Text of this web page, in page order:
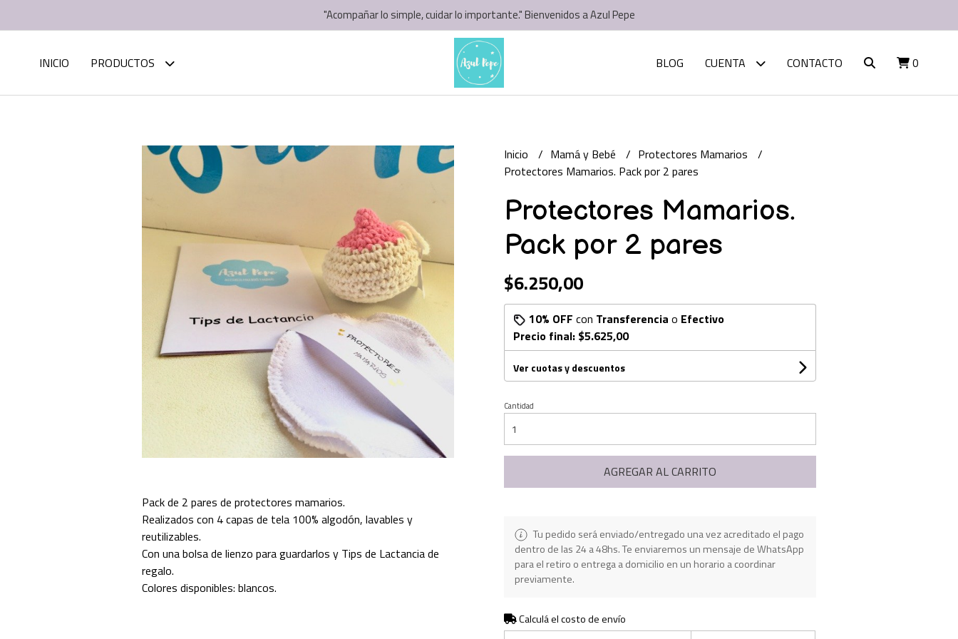
"Acompañar lo simple, cuidar lo importante." Bienvenidos a Azul Pepe
INICIO PRODUCTOS BLOG CUENTA CONTACTO 0
Pack de 2 pares de protectores mamarios.
Realizados con 4 capas de tela 100% algodón, lavables y
reutilizables.
Con una bolsa de lienzo para guardarlos y Tips de Lactancia de
regalo.
Colores disponibles: blancos.
Inicio Mamá y Bebé
Protectores Mamarios
Protectores Mamarios. Pack por 2 pares
Protectores Mamarios.
Pack por 2 pares
$6.250,00
10% OFF con Transferencia o Efectivo
Precio final: $5.625,00
Ver cuotas y descuentos
Cantidad
AGREGAR AL CARRITO
Tu pedido será enviado/entregado una vez acreditado el pago
dentro de las 24 a 48hs. Te enviaremos un mensaje de WhatsApp
para el retiro o entrega a domicilio en un horario a coordinar
previamente.
Calculá el costo de envío